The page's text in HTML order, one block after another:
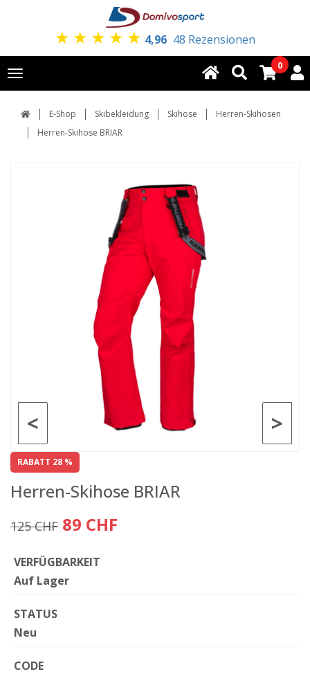
★ ★ ★ ★ ★ 4,96 48 Rezensionen
Toggle
navigation
0
E-Shop Skibekleidung Skihose
Herren-Skihosen
Herren-Skihose BRIAR
>
<
RABATT 28 %
Herren-Skihose BRIAR
125 CHF 89 CHF
VERFÜGBARKEIT
Auf Lager
STATUS
Neu
CODE